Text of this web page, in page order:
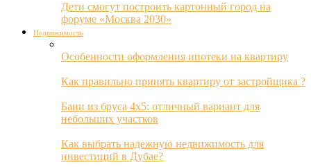
Дети смогут построить картонный город на
форуме «Москва 2030»
Недвижимость
Особенности оформления ипотеки на квартиру
Как правильно принять квартиру от застройщика ?
Бани из бруса 4х5: отличный вариант для
небольших участков
Как выбрать надежную недвижимость для
инвестиций в Дубае?